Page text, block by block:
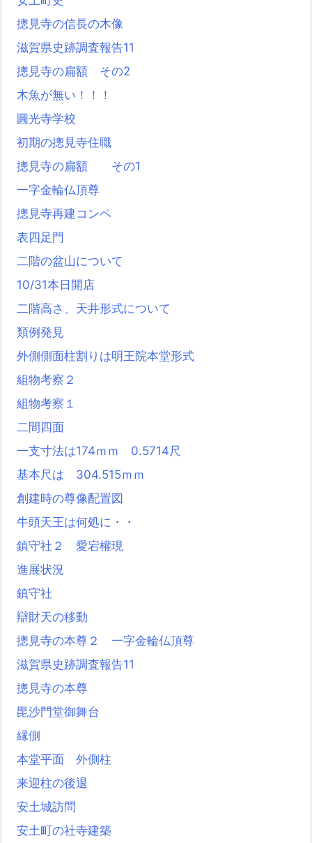
摠見寺の信長の木像
滋賀県史跡調査報告11
摠見寺の扁額 その2
木魚が無い！！！
圓光寺学校
初期の摠見寺住職
摠見寺の扁額 その1
一字金輪仏頂尊
摠見寺再建コンペ
表四足門
二階の盆山について
10/31本日開店
二階高さ、天井形式について
類例発見
外側側面柱割りは明王院本堂形式
組物考察２
組物考察１
二間四面
一支寸法は174ｍｍ 0.5714尺
基本尺は 304.515ｍｍ
創建時の尊像配置図
牛頭天王は何処に・・
鎮守社２ 愛宕權現
進展状況
鎮守社
辯財天の移動
摠見寺の本尊２ 一字金輪仏頂尊
滋賀県史跡調査報告11
摠見寺の本尊
毘沙門堂御舞台
縁側
本堂平面 外側柱
来迎柱の後退
安土城訪問
安土町の社寺建築